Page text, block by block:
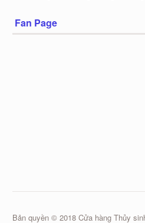
Fan Page
Bản quyền © 2018 Cửa hàng Thủy